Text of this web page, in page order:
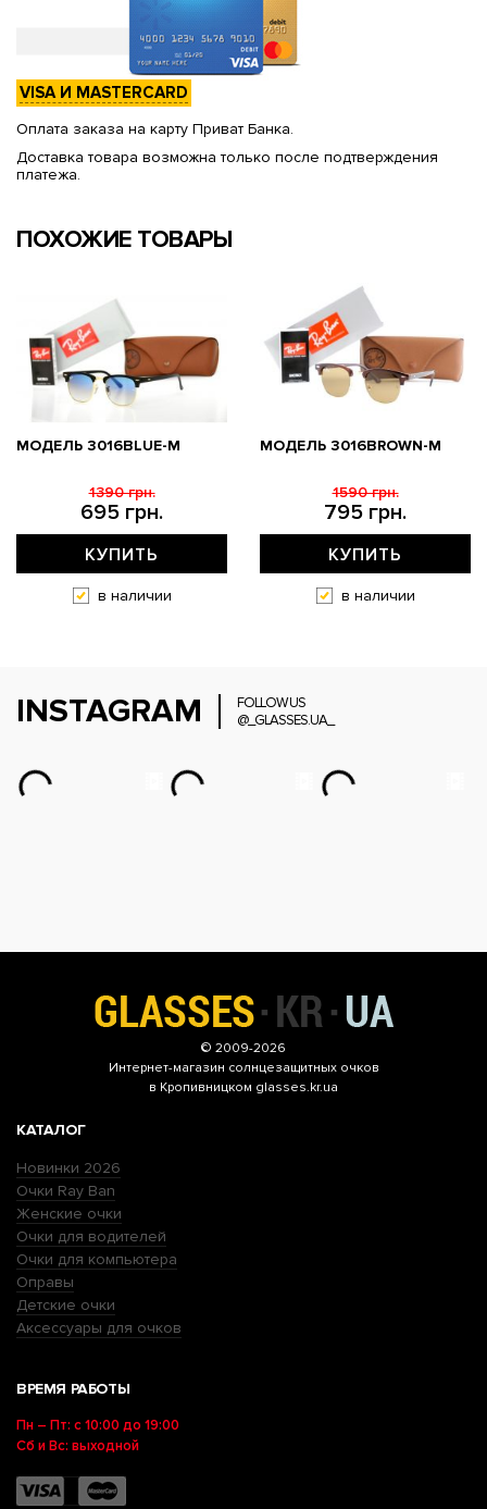
VISA И MASTERCARD
Оплата заказа на карту Приват Банка.
Доставка товара возможна только после подтверждения
платежа.
ПОХОЖИЕ ТОВАРЫ
МОДЕЛЬ 3016BLUE-M
695 грн.
1390 грн.
КУПИТЬ
в наличии
МОДЕЛЬ 3016BROWN-M
795 грн.
1590 грн.
КУПИТЬ
в наличии
INSTAGRAM
FOLLOW US
@_GLASSES.UA_
© 2009-2026
Интернет-магазин солнцезащитных очков
в Кропивницком glasses.kr.ua
КАТАЛОГ
Новинки 2026
Очки Ray Ban
Женские очки
Очки для водителей
Очки для компьютера
Оправы
Детские очки
Аксессуары для очков
ВРЕМЯ РАБОТЫ
Пн – Пт: с 10:00 до 19:00
Сб и Вс: выходной